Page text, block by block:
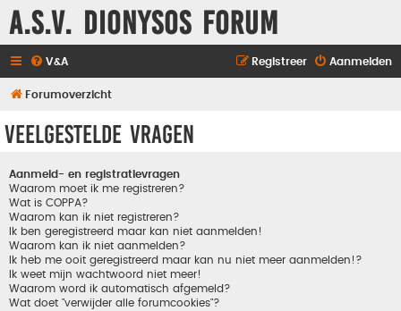
A.S.V. Dionysos Forum
V&A Aanmelden
Registreer
Forumoverzicht
Veelgestelde vragen
Aanmeld- en registratievragen
Waarom moet ik me registreren?
Wat is COPPA?
Waarom kan ik niet registreren?
Ik ben geregistreerd maar kan niet aanmelden!
Waarom kan ik niet aanmelden?
Ik heb me ooit geregistreerd maar kan nu niet meer aanmelden!?
Ik weet mijn wachtwoord niet meer!
Waarom word ik automatisch afgemeld?
Wat doet "verwijder alle forumcookies"?